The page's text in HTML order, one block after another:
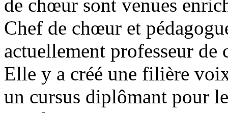
de chœur sont venues
Chef de chœur et
actuellement professeur
Elle y a créé une filière
un cursus diplômant pour